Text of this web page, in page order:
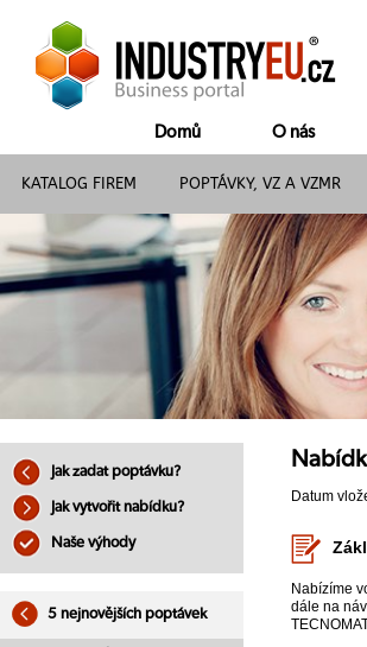
Domů O nás
KATALOG FIREM POPTÁVKY, VZ A VZMR
Jak zadat poptávku?
Jak vytvořit nabídku?
Naše výhody
5 nejnovějších poptávek
Datum
Nabízíme
dále na